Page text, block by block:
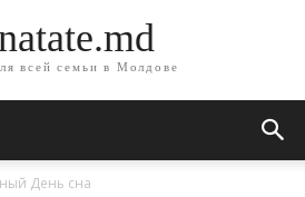
всей семьи в Молдове
День сна